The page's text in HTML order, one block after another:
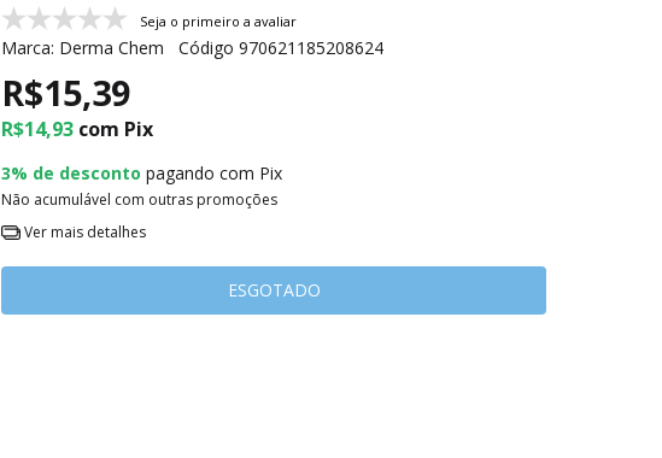
Seja o primeiro a avaliar
Marca: Derma Chem Código 970621185208624
R$15,39
R$14,93 com Pix
3% de desconto pagando com Pix
Não acumulável com outras promoções
Ver mais detalhes